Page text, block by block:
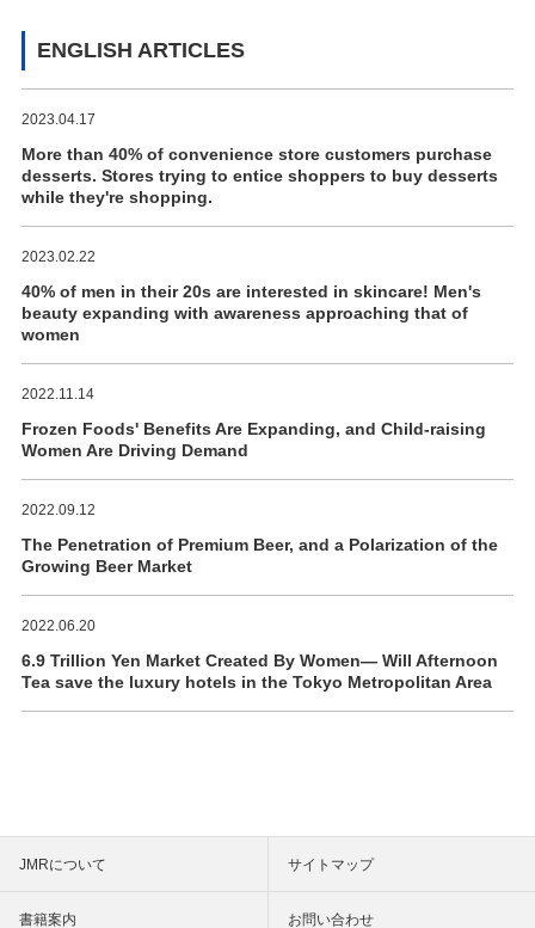
ENGLISH ARTICLES
2023.04.17
More than 40% of convenience store customers purchase
desserts. Stores trying to entice shoppers to buy desserts
while they're shopping.
2023.02.22
40% of men in their 20s are interested in skincare! Men's
beauty expanding with awareness approaching that of
women
2022.11.14
Frozen Foods' Benefits Are Expanding, and Child-raising
Women Are Driving Demand
2022.09.12
The Penetration of Premium Beer, and a Polarization of the
Growing Beer Market
2022.06.20
6.9 Trillion Yen Market Created By Women― Will Afternoon
Tea save the luxury hotels in the Tokyo Metropolitan Area
JMRについて サイトマップ
書籍案内 お問い合わせ